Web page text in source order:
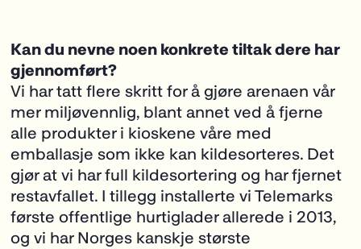
Kan du nevne noen konkrete tiltak dere har
gjennomført?
Vi har tatt flere skritt for å gjøre arenaen vår
mer miljøvennlig, blant annet ved å fjerne
alle produkter i kioskene våre med
emballasje som ikke kan kildesorteres. Det
gjør at vi har full kildesortering og har fjernet
restavfallet. I tillegg installerte vi Telemarks
første offentlige hurtiglader allerede i 2013,
og vi har Norges kanskje største